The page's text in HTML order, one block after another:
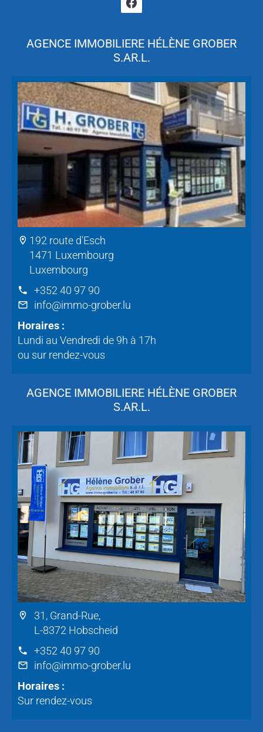
AGENCE IMMOBILIERE HÉLÈNE GROBER
S.AR.L.
192 route d'Esch
1471 Luxembourg
Luxembourg
+352 40 97 90
info@immo-grober.lu
Horaires :
Lundi au Vendredi de 9h à 17h
ou sur rendez-vous
AGENCE IMMOBILIERE HÉLÈNE GROBER
S.AR.L.
31, Grand-Rue,
L-8372 Hobscheid
+352 40 97 90
info@immo-grober.lu
Horaires :
Sur rendez-vous